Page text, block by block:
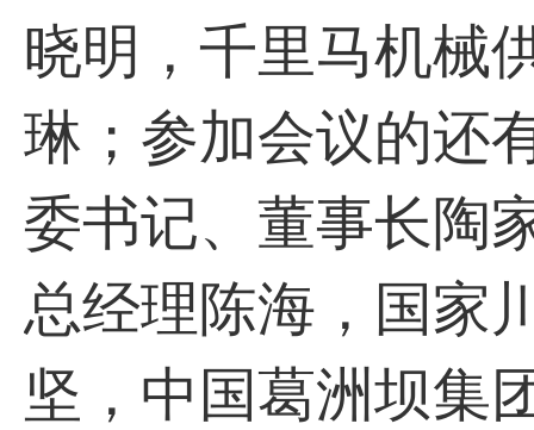
晓明，千里马机械
琳；参加会议的还
委书记、董事长陶
总经理陈海，国家
坚，中国葛洲坝集